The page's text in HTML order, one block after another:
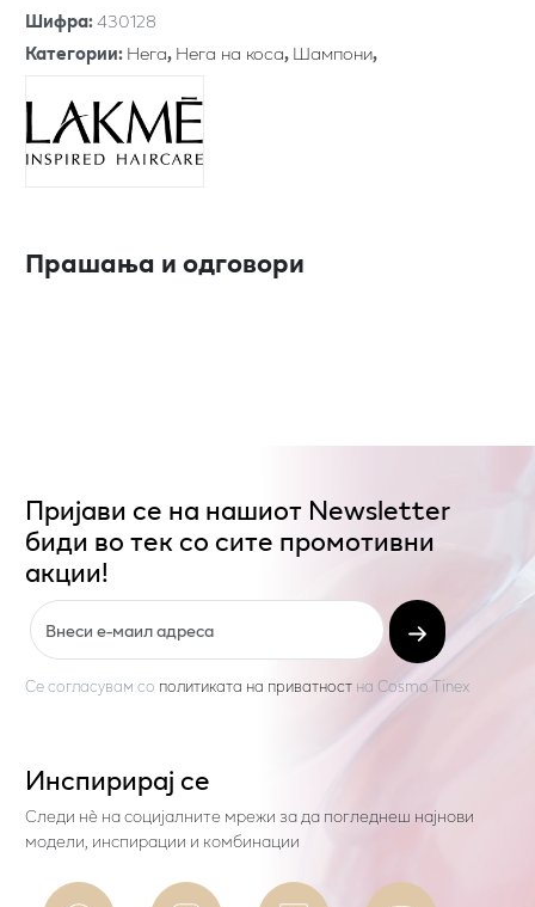
Шифра:430128
Категории:Нега,Нега на коса,Шампони,
Прашања и одговори
Пријави се на нашиот Newsletter
биди во тек со сите промотивни
акции!
Се согласувам со политиката на приватност на Cosmo Tinex
Инспирирај се
Следи нѐ на социјалните мрежи за да погледнеш најнови
модели, инспирации и комбинации